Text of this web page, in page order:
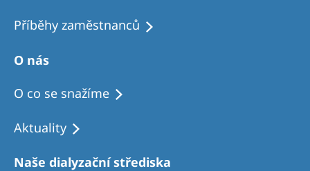
Příběhy zaměstnanců
O nás
O co se snažíme
Aktuality
Naše dialyzační střediska